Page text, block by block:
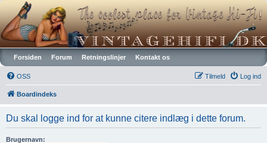
Vintagehifi.dk
Forsiden Forum Retningslinjer Kontakt os
OSS Log ind
Tilmeld
Boardindeks
Du skal logge ind for at kunne citere indlæg i dette forum.
Brugernavn: